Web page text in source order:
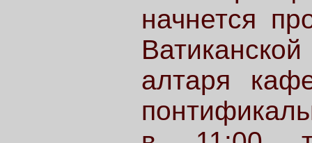
начнется
алтаря